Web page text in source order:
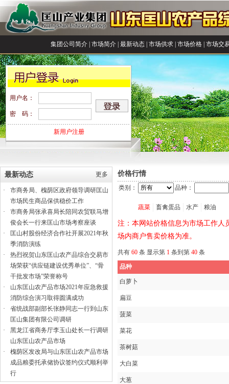
用户名：
密 码：
新用户注册
集团公司简介 市场简介 最新动态 市场供求 市场价格 市场交
最新动态 更多
·
市商务局、槐荫区政府领导调研匡山
市场民生商品保供稳价工作
·
市商务局张承喜局长陪同农贸联马增
俊会长一行来匡山市场考察座谈
·
匡山村股份经济合作社开展2021年秋
季消防演练
·
热烈祝贺山东匡山农产品综合交易市
场荣获“供应链建设优秀单位”、“骨
干批发市场”荣誉称号
·
山东匡山农产品市场2021年应急救援
消防综合演习取得圆满成功
·
省统战部副部长张静同志一行到山东
匡山集团有限公司调研
·
黑龙江省商务厅李玉山处长一行调研
山东匡山农产品市场
·
槐荫区发改局与山东匡山农产品市场
成品粮委托承储协议签约仪式顺利举
行
价格行情
类别： 品种：
蔬菜 畜禽蛋品 水产 粮油
注：本网站价格信息为市场工作人
场内商户售卖价格为准。
共有 60 条 显示第 1 条到第 40 条
品种
白萝卜
扁豆
菠菜
菜花
茶树菇
大白菜
大葱